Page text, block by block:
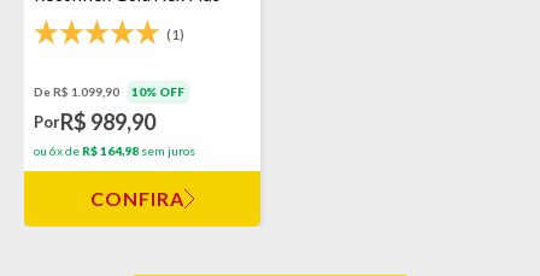
One - Marrom
(1)
De R$ 1.099,90 10% OFF
PorR$ 989,90
ou 6x de R$ 164,98 sem juros
CONFIRA